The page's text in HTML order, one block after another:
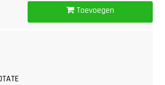
Toevoegen